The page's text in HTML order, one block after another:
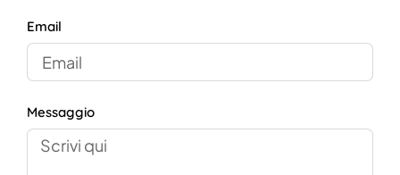
Email
Messaggio